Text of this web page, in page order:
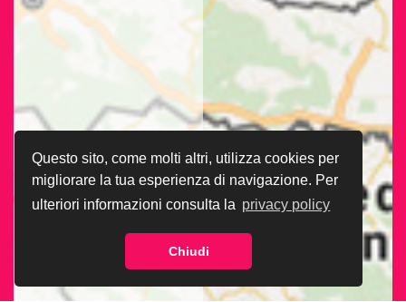
Questo sito, come molti altri, utilizza cookies per
migliorare la tua esperienza di navigazione. Per
ulteriori informazioni consulta la privacy policy
Chiudi